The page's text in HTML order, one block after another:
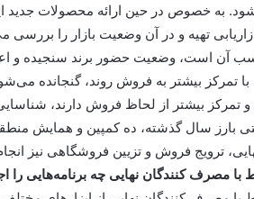
به خصوص در حین ارائه محصولات جدید
تهیه و در آن وضعیت بازار را
آن است، وضعیت حضور برند سنجیده و
تمرکز بیشتر به فروش روند، گنجانده
تمرکز بیشتر از لحاظ فروش دارند،
بارز سال گذشته، ده کمپین و همایش
ترویج فروش و تزیین فروشگاهی نیز
با مصرف کنندگان نهایی چه برنامه‌هایی را